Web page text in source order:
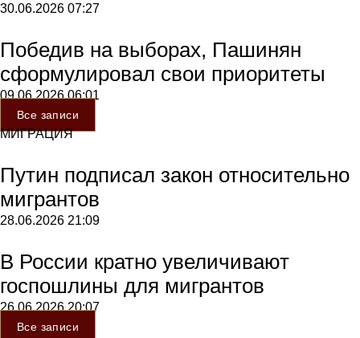
30.06.2026 07:27
Победив на выборах, Пашинян
сформулировал свои приоритеты
09.06.202606:01
Все записи
МИГРАЦИЯ
Путин подписал закон относительно
мигрантов
28.06.2026 21:09
В России кратно увеличивают
госпошлины для мигрантов
26.06.202620:07
Все записи